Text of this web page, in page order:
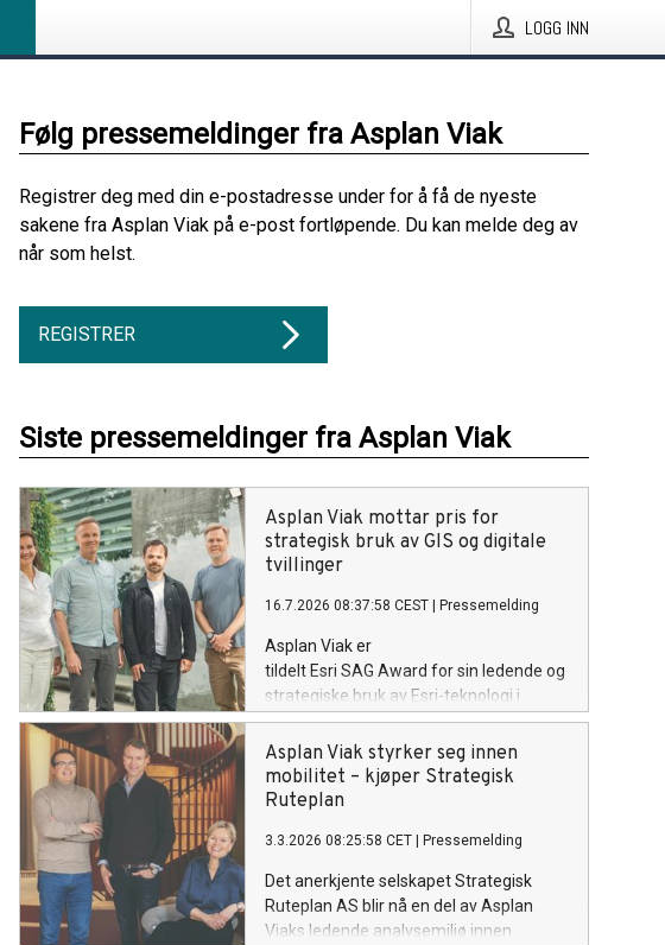
LOGG INN
Følg pressemeldinger fra Asplan Viak
Registrer deg med din e-postadresse under for å få de nyeste
sakene fra Asplan Viak på e-post fortløpende. Du kan melde deg av
når som helst.
REGISTRER
Siste pressemeldinger fra Asplan Viak
Asplan Viak mottar pris for
strategisk bruk av GIS og digitale
tvillinger
16.7.2026 08:37:58 CEST Pressemelding
Asplan Viak er
tildelt Esri SAG Award for sin ledende og
strategiske bruk av Esri-teknologi i
samfunns- og byutviklingsprosjekter.
Asplan Viak styrker seg innen
mobilitet – kjøper Strategisk
Ruteplan
3.3.2026 08:25:58 CET Pressemelding
Det anerkjente selskapet Strategisk
Ruteplan AS blir nå en del av Asplan
Viaks ledende analysemiljø innen